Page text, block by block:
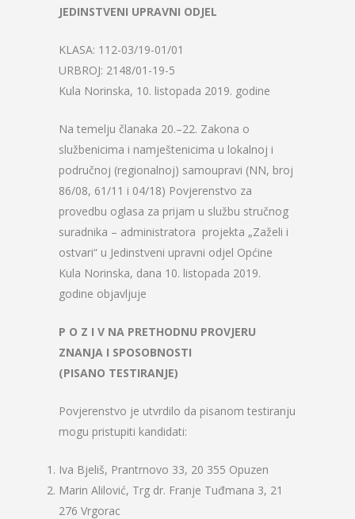
JEDINSTVENI UPRAVNI ODJEL
KLASA: 112-03/19-01/01
URBROJ: 2148/01-19-5
Kula Norinska, 10. listopada 2019. godine
Na temelju članaka 20.–22. Zakona o
službenicima i namještenicima u lokalnoj i
područnoj (regionalnoj) samoupravi (NN, broj
86/08, 61/11 i 04/18) Povjerenstvo za
provedbu oglasa za prijam u službu stručnog
suradnika – administratora projekta „Zaželi i
ostvari“ u Jedinstveni upravni odjel Općine
Kula Norinska, dana 10. listopada 2019.
godine objavljuje
P O Z I V NA PRETHODNU PROVJERU
ZNANJA I SPOSOBNOSTI
(PISANO TESTIRANJE)
Povjerenstvo je utvrdilo da pisanom testiranju
mogu pristupiti kandidati:
Iva Bjeliš, Prantrnovo 33, 20 355 Opuzen
Marin Alilović, Trg dr. Franje Tuđmana 3, 21
276 Vrgorac